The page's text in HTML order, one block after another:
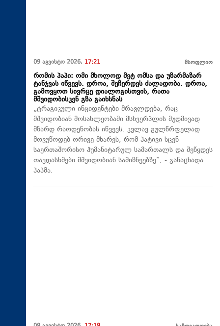
09 აგვისტო 2026, 17:21 მსოფლიო
რომის პაპი: ომი მხოლოდ მეტ ომსა და უზარმაზარ
ტანჯვას იწვევს. დროა, შეჩერდეს ძალადობა. დროა,
გამოვყოთ სივრცე დიალოგისთვის, რათა
მშვიდობისკენ გზა გაიხსნას
„ტრაგიკული ინციდენტები მრავლდება, რაც
მშვიდობიან მოსახლეობაში მსხვერპლის მუდმივად
მზარდ რაოდენობას იწვევს. კვლავ გულწრფელად
მოვუწოდებ ორივე მხარეს, რომ პატივი სცენ
საერთაშორისო ჰუმანიტარულ სამართალს და შეწყდეს
თავდასხმები მშვიდობიან სამიზნეებზე“, - განაცხადა
პაპმა.